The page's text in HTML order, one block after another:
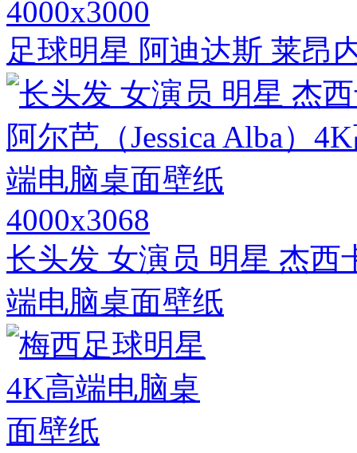
4000x3000
足球明星 阿迪达斯 莱昂
4000x3068
长头发 女演员 明星 杰西
端电脑桌面壁纸